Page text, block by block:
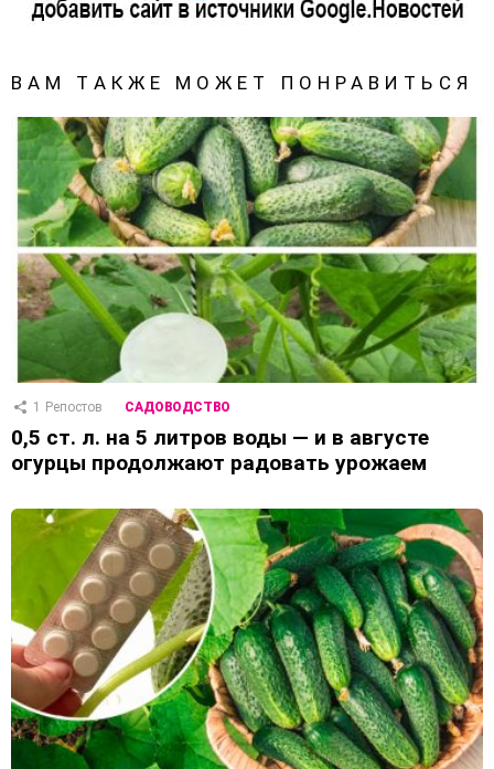
ВАМ ТАКЖЕ МОЖЕТ ПОНРАВИТЬСЯ
1 Репостов САДОВОДСТВО
0,5 ст. л. на 5 литров воды — и в августе
огурцы продолжают радовать урожаем